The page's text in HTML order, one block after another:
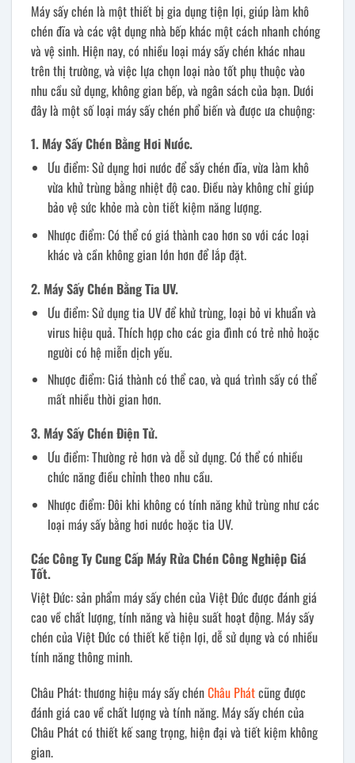
Máy sấy chén là một thiết bị gia dụng tiện lợi, giúp làm khô
chén đĩa và các vật dụng nhà bếp khác một cách nhanh chóng
và vệ sinh. Hiện nay, có nhiều loại máy sấy chén khác nhau
trên thị trường, và việc lựa chọn loại nào tốt phụ thuộc vào
nhu cầu sử dụng, không gian bếp, và ngân sách của bạn. Dưới
đây là một số loại máy sấy chén phổ biến và được ưa chuộng:
1. Máy Sấy Chén Bằng Hơi Nước.
Ưu điểm: Sử dụng hơi nước để sấy chén đĩa, vừa làm khô
vừa khử trùng bằng nhiệt độ cao. Điều này không chỉ giúp
bảo vệ sức khỏe mà còn tiết kiệm năng lượng.
Nhược điểm: Có thể có giá thành cao hơn so với các loại
khác và cần không gian lớn hơn để lắp đặt.
2. Máy Sấy Chén Bằng Tia UV.
Ưu điểm: Sử dụng tia UV để khử trùng, loại bỏ vi khuẩn và
virus hiệu quả. Thích hợp cho các gia đình có trẻ nhỏ hoặc
người có hệ miễn dịch yếu.
Nhược điểm: Giá thành có thể cao, và quá trình sấy có thể
mất nhiều thời gian hơn.
3. Máy Sấy Chén Điện Tử.
Ưu điểm: Thường rẻ hơn và dễ sử dụng. Có thể có nhiều
chức năng điều chỉnh theo nhu cầu.
Nhược điểm: Đôi khi không có tính năng khử trùng như các
loại máy sấy bằng hơi nước hoặc tia UV.
Các Công Ty Cung Cấp Máy Rửa Chén Công Nghiệp Giá
Tốt.
Việt Đức: sản phẩm máy sấy chén của Việt Đức được đánh giá
cao về chất lượng, tính năng và hiệu suất hoạt động. Máy sấy
chén của Việt Đức có thiết kế tiện lợi, dễ sử dụng và có nhiều
tính năng thông minh.
Châu Phát: thương hiệu máy sấy chénChâu Phátcũng được
đánh giá cao về chất lượng và tính năng. Máy sấy chén của
Châu Phát có thiết kế sang trọng, hiện đại và tiết kiệm không
gian.